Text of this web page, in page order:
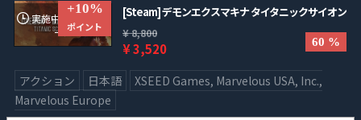
実施中のキャンペ
ーン
+10%
ポイント
[Steam] デモンエクスマキナ タイタニックサイオン
¥ 8,800
¥ 3,520 60 %
アクション 日本語
XSEED Games, Marvelous USA, Inc.,
Marvelous Europe